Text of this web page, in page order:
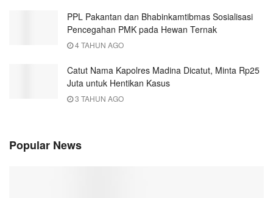
PPL Pakantan dan Bhabinkamtibmas Sosialisasi
Pencegahan PMK pada Hewan Ternak
4 TAHUN AGO
Catut Nama Kapolres Madina Dicatut, Minta Rp25
Juta untuk Hentikan Kasus
3 TAHUN AGO
Popular News